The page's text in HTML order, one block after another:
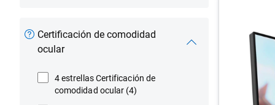
Certificación de comodidad
ocular
4 estrellas Certificación de
comodidad ocular (4)